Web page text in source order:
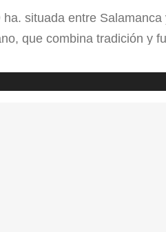
situada entre
que combina tradición y
ecuestres o eventos al aire